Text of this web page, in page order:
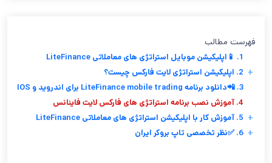
فهرست مطالب
1. 📱اپلیکیشن موبایل استراتژی های معاملاتی LiteFinance
2. اپلیکیشن استراتژی لایت فارکس چیست؟ +
3. 📲دانلود برنامه LiteFinance mobile trading برای اندروید و IOS
4. آموزش نصب برنامه استراتژی های فارکس لایت فاینانس
5. آموزش کار با اپلیکیشن استراتژی های معاملاتی LiteFinance +
6. ✅نظر تخصصی تاپ بروکر ایران +